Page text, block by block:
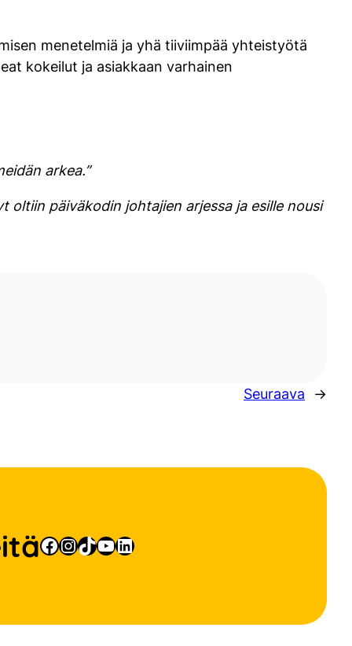
menetelmiä ja yhä tiiviimpää yhteistyötä
kokeilut ja asiakkaan varhainen
arkea.”
oltiin päiväkodin johtajien arjessa ja esille nousi
Seuraava →
Facebook
Instagram
TikTok
YouTube
LinkedIn